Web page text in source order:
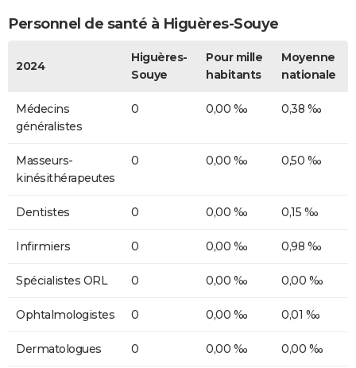
Personnel de santé à Higuères-Souye
2024
Higuères-
Souye
Pour mille
habitants
Moyenne
nationale
Médecins
généralistes
0 0,00 ‰ 0,38 ‰
Masseurs-
kinésithérapeutes
0 0,00 ‰ 0,50 ‰
Dentistes 0 0,00 ‰ 0,15 ‰
Infirmiers 0 0,00 ‰ 0,98 ‰
Spécialistes ORL 0 0,00 ‰ 0,00 ‰
Ophtalmologistes 0 0,00 ‰ 0,01 ‰
Dermatologues 0 0,00 ‰ 0,00 ‰